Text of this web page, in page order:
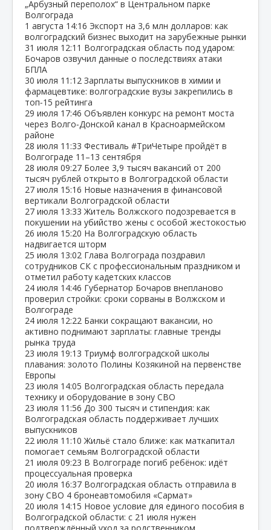
„Арбузный переполох“ в Центральном парке
Волгограда
1 августа 14:16 Экспорт на 3,6 млн долларов: как
волгоградский бизнес выходит на зарубежные рынки
31 июля 12:11 Волгоградская область под ударом:
Бочаров озвучил данные о последствиях атаки
БПЛА
30 июля 11:12 Зарплаты выпускников в химии и
фармацевтике: волгоградские вузы закрепились в
топ‑15 рейтинга
29 июля 17:46 Объявлен конкурс на ремонт моста
через Волго‑Донской канал в Красноармейском
районе
28 июля 11:33 Фестиваль #ТриЧетыре пройдёт в
Волгограде 11–13 сентября
28 июля 09:27 Более 3,9 тысяч вакансий от 200
тысяч рублей открыто в Волгоградской области
27 июля 15:16 Новые назначения в финансовой
вертикали Волгоградской области
27 июля 13:33 Житель Волжского подозревается в
покушении на убийство жены с особой жестокостью
26 июля 15:20 На Волгоградскую область
надвигается шторм
25 июля 13:02 Глава Волгограда поздравил
сотрудников СК с профессиональным праздником и
отметил работу кадетских классов
24 июля 14:46 Губернатор Бочаров внепланово
проверил стройки: сроки сорваны в Волжском и
Волгограде
24 июля 12:22 Банки сокращают вакансии, но
активно поднимают зарплаты: главные тренды
рынка труда
23 июля 19:13 Триумф волгоградской школы
плавания: золото Полины Козякиной на первенстве
Европы
23 июля 14:05 Волгоградская область передала
технику и оборудование в зону СВО
23 июля 11:56 До 300 тысяч и стипендия: как
Волгоградская область поддерживает лучших
выпускников
22 июля 11:10 Жильё стало ближе: как маткапитал
помогает семьям Волгоградской области
21 июля 09:23 В Волгограде погиб ребёнок: идёт
процессуальная проверка
20 июля 16:37 Волгоградская область отправила в
зону СВО 4 бронеавтомобиля «Сармат»
20 июля 14:15 Новое условие для единого пособия в
Волгоградской области: с 21 июля нужен